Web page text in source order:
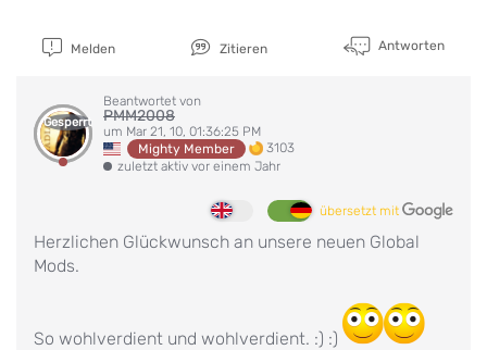
Melden Zitieren Antworten
Gesperrt
Beantwortet von
PMM2008
um Mar 21, 10, 01:36:25 PM
Mighty Member
3103
zuletzt aktiv vor einem Jahr
übersetzt mit
Herzlichen Glückwunsch an unsere neuen Global
Mods.
So wohlverdient und wohlverdient. :) :)